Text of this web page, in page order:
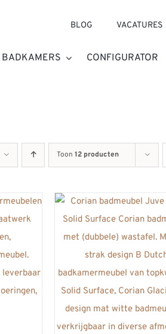
BLOG VACATURES
BADKAMERS CONFIGURATOR
Toon 12 producten